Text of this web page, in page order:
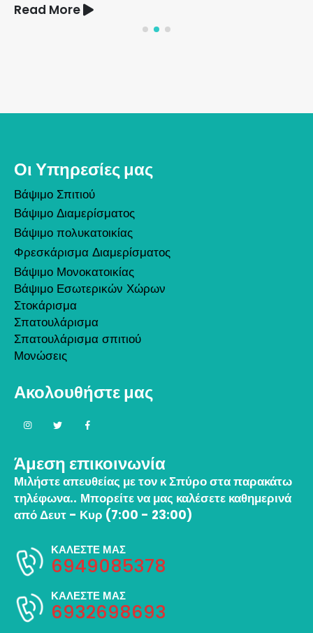
Read More
Οι Υπηρεσίες μας
Βάψιμο Σπιτιού
Βάψιμο Διαμερίσματος
Βάψιμο πολυκατοικίας
Φρεσκάρισμα Διαμερίσματος
Βάψιμο Μονοκατοικίας
Βάψιμο Εσωτερικών Χώρων
Στοκάρισμα
Σπατουλάρισμα
Σπατουλάρισμα σπιτιού
Μονώσεις
Ακολουθήστε μας
Άμεση επικοινωνία
Μιλήστε απευθείας με τον κ Σπύρο στα παρακάτω
τηλέφωνα.. Μπορείτε να μας καλέσετε καθημερινά
από Δευτ - Κυρ (7:00 - 23:00)
ΚΑΛΕΣΤΕ ΜΑΣ
6949085378
ΚΑΛΕΣΤΕ ΜΑΣ
6932698693